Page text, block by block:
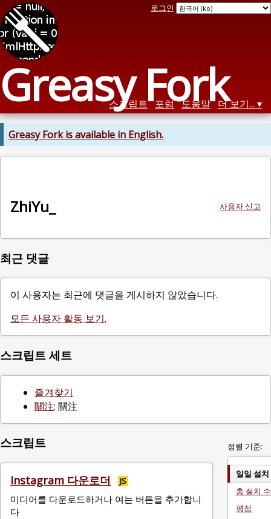
Greasy Fork
로그인
스크립트 포럼 도움말 더 보기...
Greasy Fork is available in English.
사용자 신고
ZhiYu_
최근 댓글
이 사용자는 최근에 댓글을 게시하지 않았습니다.
모든 사용자 활동 보기.
스크립트 세트
즐겨찾기
關注: 關注
스크립트
Instagram 다운로더 JS
미디어를 다운로드하거나 여는 버튼을 추가합니
다
정렬 기준:
일일 설
총 설치 수
평점